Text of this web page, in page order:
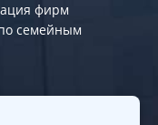
фирм
семейным